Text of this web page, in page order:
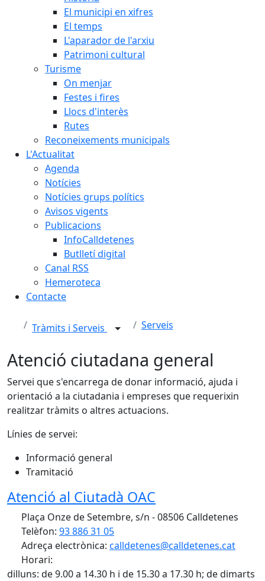
El municipi en xifres
El temps
L'aparador de l'arxiu
Patrimoni cultural
Turisme
On menjar
Festes i fires
Llocs d'interès
Rutes
Reconeixements municipals
L'Actualitat
Agenda
Notícies
Notícies grups polítics
Avisos vigents
Publicacions
InfoCalldetenes
Butlletí digital
Canal RSS
Hemeroteca
Contacte
Tràmits i Serveis Serveis
Atenció ciutadana general
Servei que s'encarrega de donar informació, ajuda i
orientació a la ciutadania i empreses que requerixin
realitzar tràmits o altres actuacions.
Línies de servei:
Informació general
Tramitació
Atenció al Ciutadà OAC
Plaça Onze de Setembre, s/n - 08506 Calldetenes
Telèfon: 93 886 31 05
Adreça electrònica: calldetenes@calldetenes.cat
Horari:
dilluns: de 9.00 a 14.30 h i de 15.30 a 17.30 h; de dimarts